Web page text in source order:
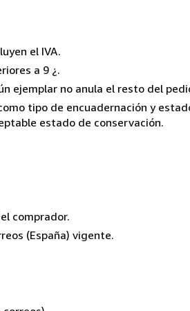
el IVA.
a 9 ¿.
ejemplar no anula el resto del
tipo de encuadernación y
estado de conservación.
comprador.
(España) vigente.